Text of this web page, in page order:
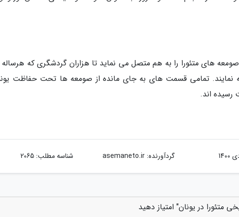
های متئورا را به هم متصل می نماید تا هزاران گردشگری که هرساله
نمایند. تمامی قسمت های به جای مانده از صومعه ها تحت حفاظت
رسیده اند.
گردآورنده:asemaneto.ir شناسه مطلب: 2065
متئورا در یونان" امتیاز دهید